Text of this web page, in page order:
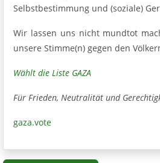
Selbstbestimmung und (soziale)
Wir lassen uns nicht mundtot
unsere Stimme(n) gegen den
Wählt die Liste GAZA
Für Frieden, Neutralität und
gaza.vote